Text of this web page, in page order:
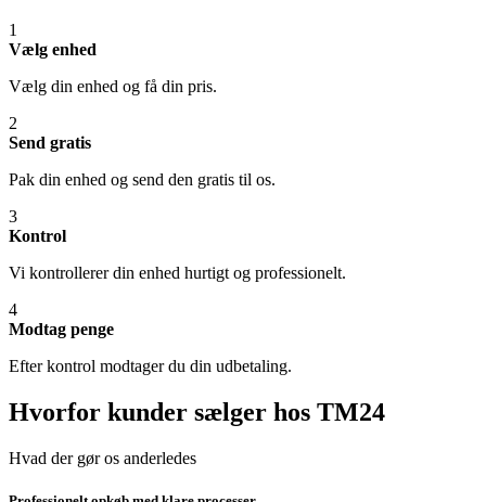
1
Vælg enhed
Vælg din enhed og få din pris.
2
Send gratis
Pak din enhed og send den gratis til os.
3
Kontrol
Vi kontrollerer din enhed hurtigt og professionelt.
4
Modtag penge
Efter kontrol modtager du din udbetaling.
Hvorfor kunder sælger hos TM24
Hvad der gør os anderledes